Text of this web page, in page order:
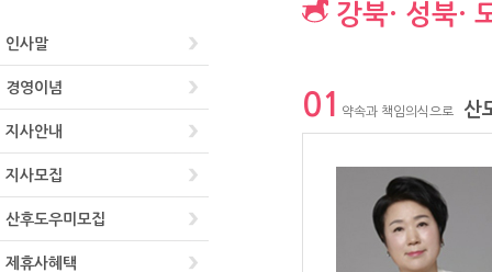
인사말
경영이념
지사안내
지사모집
산후도우미모집
제휴사혜택
강북· 성북·
01 약속과 책임의식으로 산